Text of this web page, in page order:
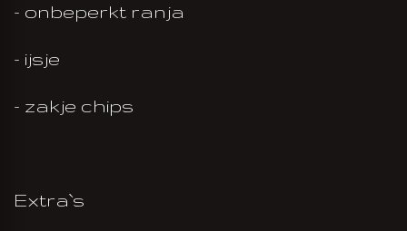
- onbeperkt ranja
- ijsje
- zakje chips
Extra`s